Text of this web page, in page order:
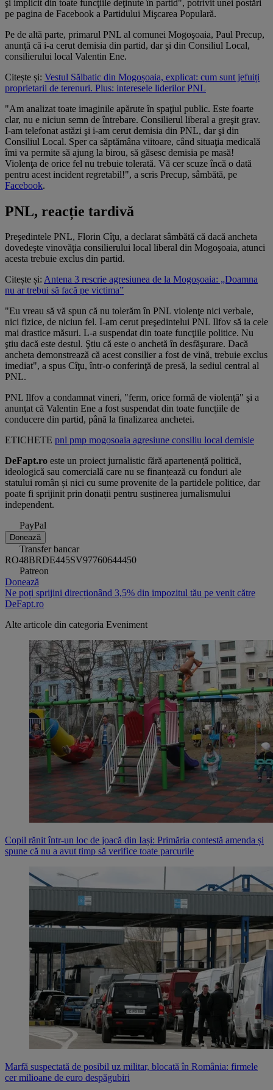
şi implicit din toate funcţiile deţinute în partid", potrivit unei postări
pe pagina de Facebook a Partidului Mişcarea Populară.
Pe de altă parte, primarul PNL al comunei Mogoşoaia, Paul Precup,
anunţă că i-a cerut demisia din partid, dar şi din Consiliul Local,
consilierului local Valentin Ene.
Citește și: Vestul Sălbatic din Mogoșoaia, explicat: cum sunt jefuiți
proprietarii de terenuri. Plus: interesele liderilor PNL
"Am analizat toate imaginile apărute în spaţiul public. Este foarte
clar, nu e niciun semn de întrebare. Consilierul liberal a greşit grav.
I-am telefonat astăzi şi i-am cerut demisia din PNL, dar şi din
Consiliul Local. Sper ca săptămâna viitoare, când situaţia medicală
îmi va permite să ajung la birou, să găsesc demisia pe masă!
Violenţa de orice fel nu trebuie tolerată. Vă cer scuze încă o dată
pentru acest incident regretabil!", a scris Precup, sâmbătă, pe
Facebook.
PNL, reacție tardivă
Preşedintele PNL, Florin Cîţu, a declarat sâmbătă că dacă ancheta
dovedeşte vinovăţia consilierului local liberal din Mogoşoaia, atunci
acesta trebuie exclus din partid.
Citește și: Antena 3 rescrie agresiunea de la Mogoșoaia: „Doamna
nu ar trebui să facă pe victima”
"Eu vreau să vă spun că nu tolerăm în PNL violenţe nici verbale,
nici fizice, de niciun fel. I-am cerut preşedintelui PNL Ilfov să ia cele
mai drastice măsuri. L-a suspendat din toate funcţiile politice. Nu
ştiu dacă este destul. Ştiu că este o anchetă în desfăşurare. Dacă
ancheta demonstrează că acest consilier a fost de vină, trebuie exclus
imediat", a spus Cîţu, într-o conferinţă de presă, la sediul central al
PNL.
PNL Ilfov a condamnat vineri, "ferm, orice formă de violenţă" şi a
anunţat că Valentin Ene a fost suspendat din toate funcţiile de
conducere din partid, până la finalizarea anchetei.
ETICHETE pnl pmp mogosoaia agresiune consiliu local demisie
DeFapt.ro este un proiect jurnalistic fără apartenență politică,
ideologică sau comercială care nu se finanțează cu fonduri ale
statului român și nici cu sume provenite de la partidele politice, dar
poate fi sprijinit prin donații pentru susținerea jurnalismului
independent.
PayPal
Donează
Transfer bancar
RO48BRDE445SV97760644450
Patreon
Donează
Ne poți sprijini direcționând 3,5% din impozitul tău pe venit către
DeFapt.ro
Alte articole din categoria Eveniment
Copil rănit într-un loc de joacă din Iași: Primăria contestă amenda și
spune că nu a avut timp să verifice toate parcurile
Marfă suspectată de posibil uz militar, blocată în România: firmele
cer milioane de euro despăgubiri